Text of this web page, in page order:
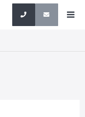
検索